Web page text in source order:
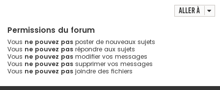
Aller à
Permissions du forum
Vous ne pouvez pas poster de nouveaux sujets
Vous ne pouvez pas répondre aux sujets
Vous ne pouvez pas modifier vos messages
Vous ne pouvez pas supprimer vos messages
Vous ne pouvez pas joindre des fichiers